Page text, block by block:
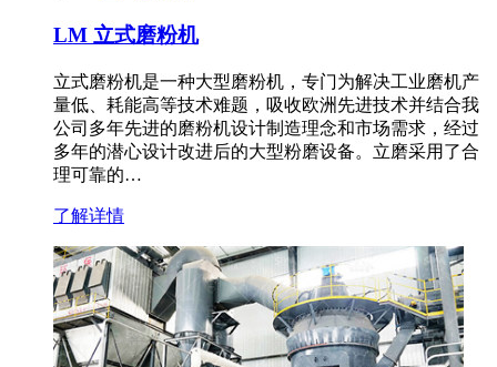
LM 立式磨粉机
立式磨粉机是一种大型磨粉机，专门为解决工业磨机产
量低、耗能高等技术难题，吸收欧洲先进技术并结合我
公司多年先进的磨粉机设计制造理念和市场需求，经过
多年的潜心设计改进后的大型粉磨设备。立磨采用了合
理可靠的…
了解详情